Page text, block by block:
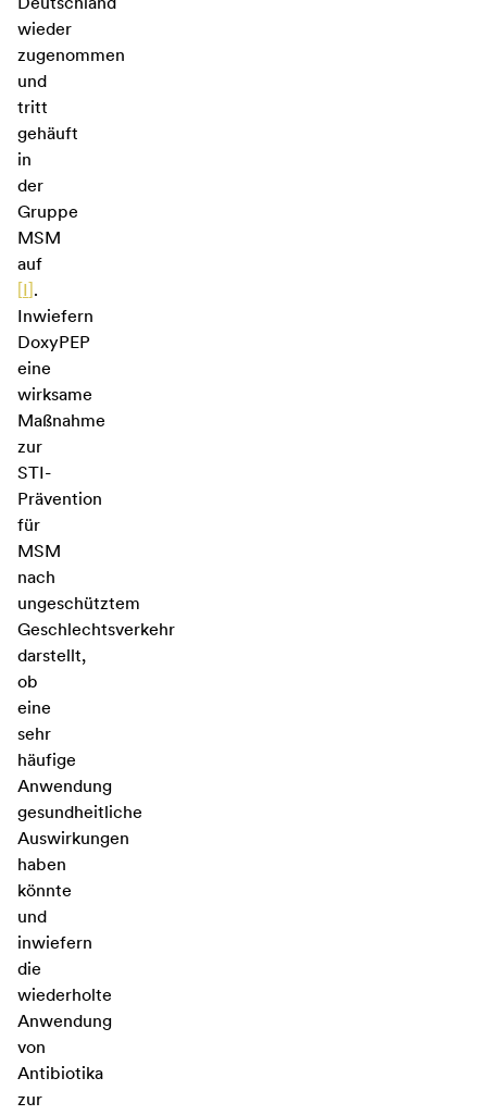
wieder
zugenommen
und
tritt
gehäuft
in
der
Gruppe
MSM
auf
[I].
Inwiefern
DoxyPEP
eine
wirksame
Maßnahme
zur
STI-
Prävention
für
MSM
nach
ungeschütztem
Geschlechtsverkehr
darstellt,
ob
eine
sehr
häufige
Anwendung
gesundheitliche
Auswirkungen
haben
könnte
und
inwiefern
die
wiederholte
Anwendung
von
Antibiotika
zur